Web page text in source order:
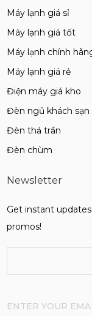
Máy lạnh giá sỉ
Máy lạnh giá tốt
Máy lạnh chính
Máy lạnh giá rẻ
Điện máy giá kho
Đèn ngủ khách sạn
Đèn thả trần
Đèn chùm
Newsletter
Get instant
promos!